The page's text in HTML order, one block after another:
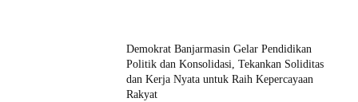
Demokrat Banjarmasin Gelar Pendidikan
Politik dan Konsolidasi, Tekankan Soliditas
dan Kerja Nyata untuk Raih Kepercayaan
Rakyat